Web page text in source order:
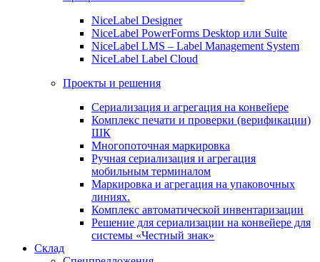
NiceLabel Designer
NiceLabel PowerForms Desktop или Suite
NiceLabel LMS – Label Management System
NiceLabel Label Cloud
Проекты и решения
Сериализация и агрегация на конвейере
Комплекс печати и проверки (верификации)
ШК
Многопоточная маркировка
Ручная сериализация и агрегация
мобильным терминалом
Маркировка и агрегация на упаковочных
линиях.
Комплекс автоматической инвентаризации
Решение для сериализации на конвейере для
системы «Честный знак»
Склад